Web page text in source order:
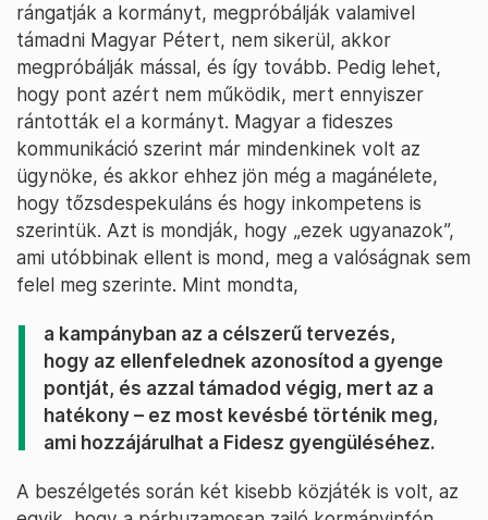
rángatják a kormányt, megpróbálják valamivel
támadni Magyar Pétert, nem sikerül, akkor
megpróbálják mással, és így tovább. Pedig lehet,
hogy pont azért nem működik, mert ennyiszer
rántották el a kormányt. Magyar a fideszes
kommunikáció szerint már mindenkinek volt az
ügynöke, és akkor ehhez jön még a magánélete,
hogy tőzsdespekuláns és hogy inkompetens is
szerintük. Azt is mondják, hogy „ezek ugyanazok”,
ami utóbbinak ellent is mond, meg a valóságnak sem
felel meg szerinte. Mint mondta,
a kampányban az a célszerű tervezés,
hogy az ellenfelednek azonosítod a gyenge
pontját, és azzal támadod végig, mert az a
hatékony – ez most kevésbé történik meg,
ami hozzájárulhat a Fidesz gyengüléséhez.
A beszélgetés során két kisebb közjáték is volt, az